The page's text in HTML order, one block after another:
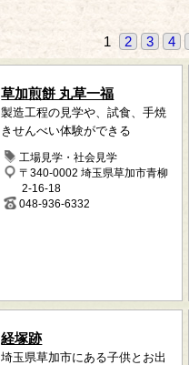
1 2 3 4
草加煎餅 丸草一福
製造工程の見学や、試食、手焼
きせんべい体験ができる
工場見学・社会見学
〒340-0002 埼玉県草加市青柳
2-16-18
048-936-6332
経塚跡
埼玉県草加市にある子供とお出